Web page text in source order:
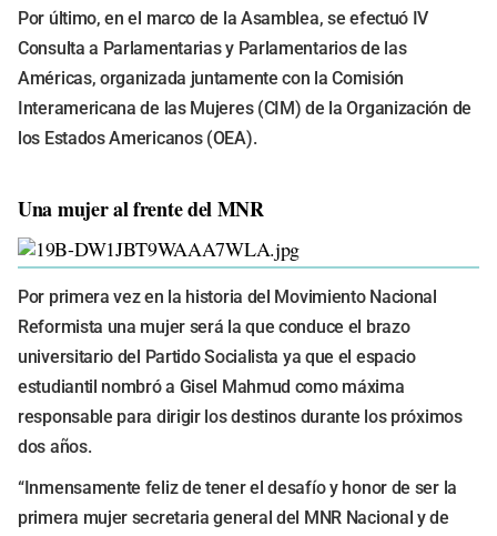
Por último, en el marco de la Asamblea, se efectuó IV
Consulta a Parlamentarias y Parlamentarios de las
Américas, organizada juntamente con la Comisión
Interamericana de las Mujeres (CIM) de la Organización de
los Estados Americanos (OEA).
Una mujer al frente del MNR
Por primera vez en la historia del Movimiento Nacional
Reformista una mujer será la que conduce el brazo
universitario del Partido Socialista ya que el espacio
estudiantil nombró a Gisel Mahmud como máxima
responsable para dirigir los destinos durante los próximos
dos años.
“Inmensamente feliz de tener el desafío y honor de ser la
primera mujer secretaria general del MNR Nacional y de